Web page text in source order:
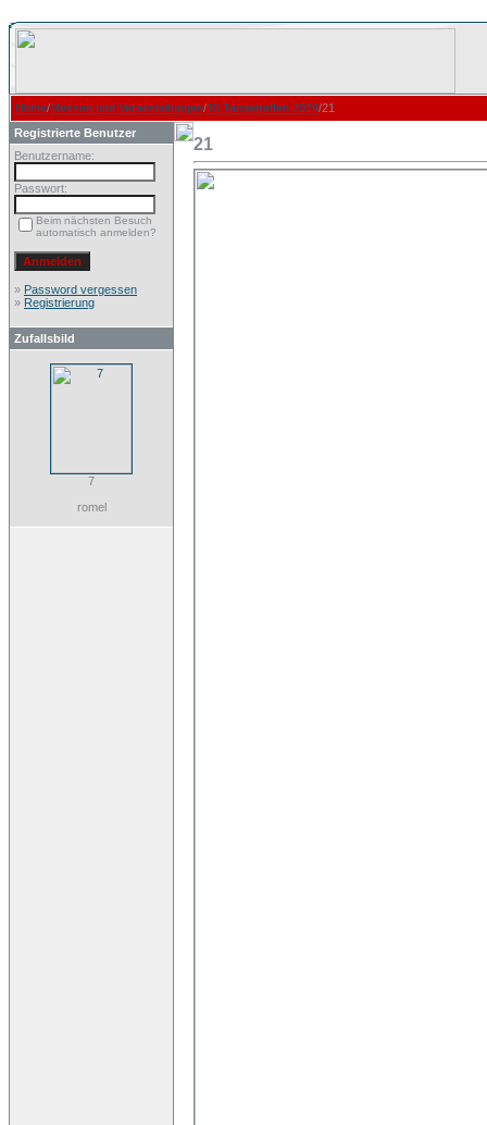
Home/Messen und Veranstaltungen/10.Tangetreffen 2024/21
Registrierte Benutzer
Benutzername:
Passwort:
Beim nächsten Besuch
automatisch anmelden?
» Password vergessen
» Registrierung
Zufallsbild
7
romel
21